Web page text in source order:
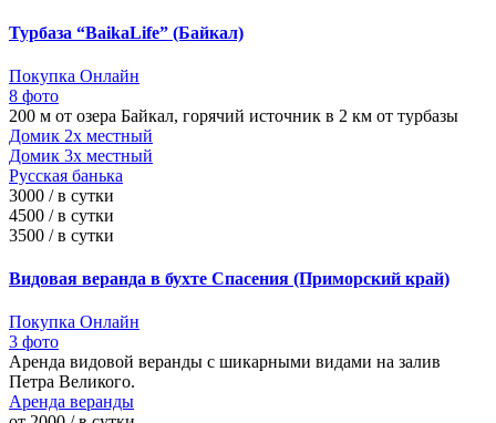
Турбаза “BaikaLife” (Байкал)
Покупка Онлайн
8 фото
200 м от озера Байкал, горячий источник в 2 км от турбазы
Домик 2х местный
Домик 3х местный
Русская банька
3000 / в сутки
4500 / в сутки
3500 / в сутки
Видовая веранда в бухте Спасения (Приморский край)
Покупка Онлайн
3 фото
Аренда видовой веранды с шикарными видами на залив
Петра Великого.
Аренда веранды